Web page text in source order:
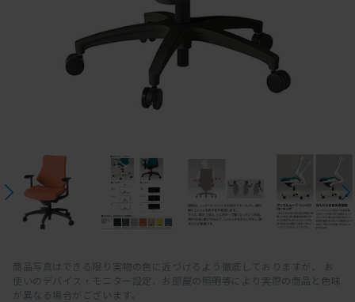
商品写真はできる限り実物の色に近づけるよう徹底しておりますが、 お
使いのデバイス・モニター設定、お部屋の照明等により実際の商品と色味
が異なる場合がございます。